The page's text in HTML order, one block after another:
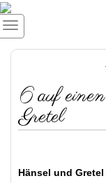
6 auf
Gretel
Hänsel und Gretel